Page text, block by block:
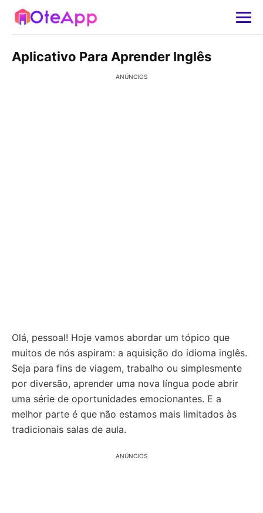
Aplicativo Para Aprender Inglês
ANÚNCIOS
Olá, pessoal! Hoje vamos abordar um tópico que
muitos de nós aspiram: a aquisição do idioma inglês.
Seja para fins de viagem, trabalho ou simplesmente
por diversão, aprender uma nova língua pode abrir
uma série de oportunidades emocionantes. E a
melhor parte é que não estamos mais limitados às
tradicionais salas de aula.
ANÚNCIOS